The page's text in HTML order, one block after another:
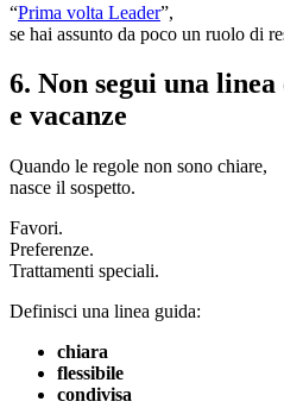
“Prima volta Leader”,
se hai assunto da poco un ruolo di
6. Non segui una
e vacanze
Quando le regole non sono chiare,
nasce il sospetto.
Favori.
Preferenze.
Trattamenti speciali.
Definisci una linea guida:
chiara
flessibile
condivisa